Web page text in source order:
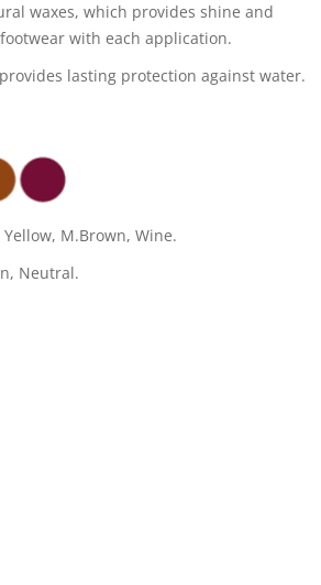
waxes, which provides shine and
with each application.
lasting protection against water.
M.Brown, Wine.
Neutral.